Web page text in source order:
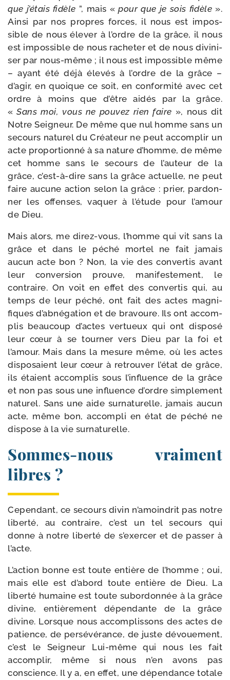
que j’étais fidèle ”, mais « pour que je sois fidèle ».
Ainsi par nos propres forces, il nous est impos­
sible de nous éle­ver à l’ordre de la grâce, il nous
est impos­sible de nous rache­ter et de nous divi­ni­
ser par nous-​même ; il nous est impos­sible même
– ayant été déjà éle­vés à l’ordre de la grâce –
d’agir, en quoique ce soit, en confor­mi­té avec cet
ordre à moins que d’être aidés par la grâce.
«Sans moi, vous ne pou­vez rien faire », nous dit
Notre Seigneur. De même que nul homme sans un
secours natu­rel du Créateur ne peut accom­plir un
acte pro­por­tion­né à sa nature d’homme, de même
cet homme sans le secours de l’auteur de la
grâce, c’est-à-dire sans la grâce actuelle, ne peut
faire aucune action selon la grâce : prier, par­don­
ner les offenses, vaquer à l’étude pour l’amour
de Dieu.
Mais alors, me direz-​vous, l’homme qui vit sans la
grâce et dans le péché mor­tel ne fait jamais
aucun acte bon ? Non, la vie des conver­tis avant
leur conver­sion prouve, mani­fes­te­ment, le
contraire. On voit en effet des conver­tis qui, au
temps de leur péché, ont fait des actes magni­
fiques d’abnégation et de bra­voure. Ils ont accom­
plis beau­coup d’actes ver­tueux qui ont dis­po­sé
leur cœur à se tour­ner vers Dieu par la foi et
l’amour. Mais dans la mesure même, où les actes
dis­po­saient leur cœur à retrou­ver l’état de grâce,
ils étaient accom­plis sous l’influence de la grâce
et non pas sous une influence d’ordre sim­ple­ment
natu­rel. Sans une aide sur­na­tu­relle, jamais aucun
acte, même bon, accom­pli en état de péché ne
dis­pose à la vie surnaturelle.
Sommes-​nous vraiment
libres ?
Cependant, ce secours divin n’amoindrit pas notre
liber­té, au contraire, c’est un tel secours qui
donne à notre liber­té de s’exercer et de pas­ser à
l’acte.
L’action bonne est toute entière de l’homme ; oui,
mais elle est d’abord toute entière de Dieu. La
liber­té humaine est toute subor­don­née à la grâce
divine, entiè­re­ment dépen­dante de la grâce
divine. Lorsque nous accom­plis­sons des actes de
patience, de per­sé­vé­rance, de juste dévoue­ment,
c’est le Seigneur Lui-​même qui nous les fait
accom­plir, même si nous n’en avons pas
conscience. Il y a, en effet, une dépen­dance totale